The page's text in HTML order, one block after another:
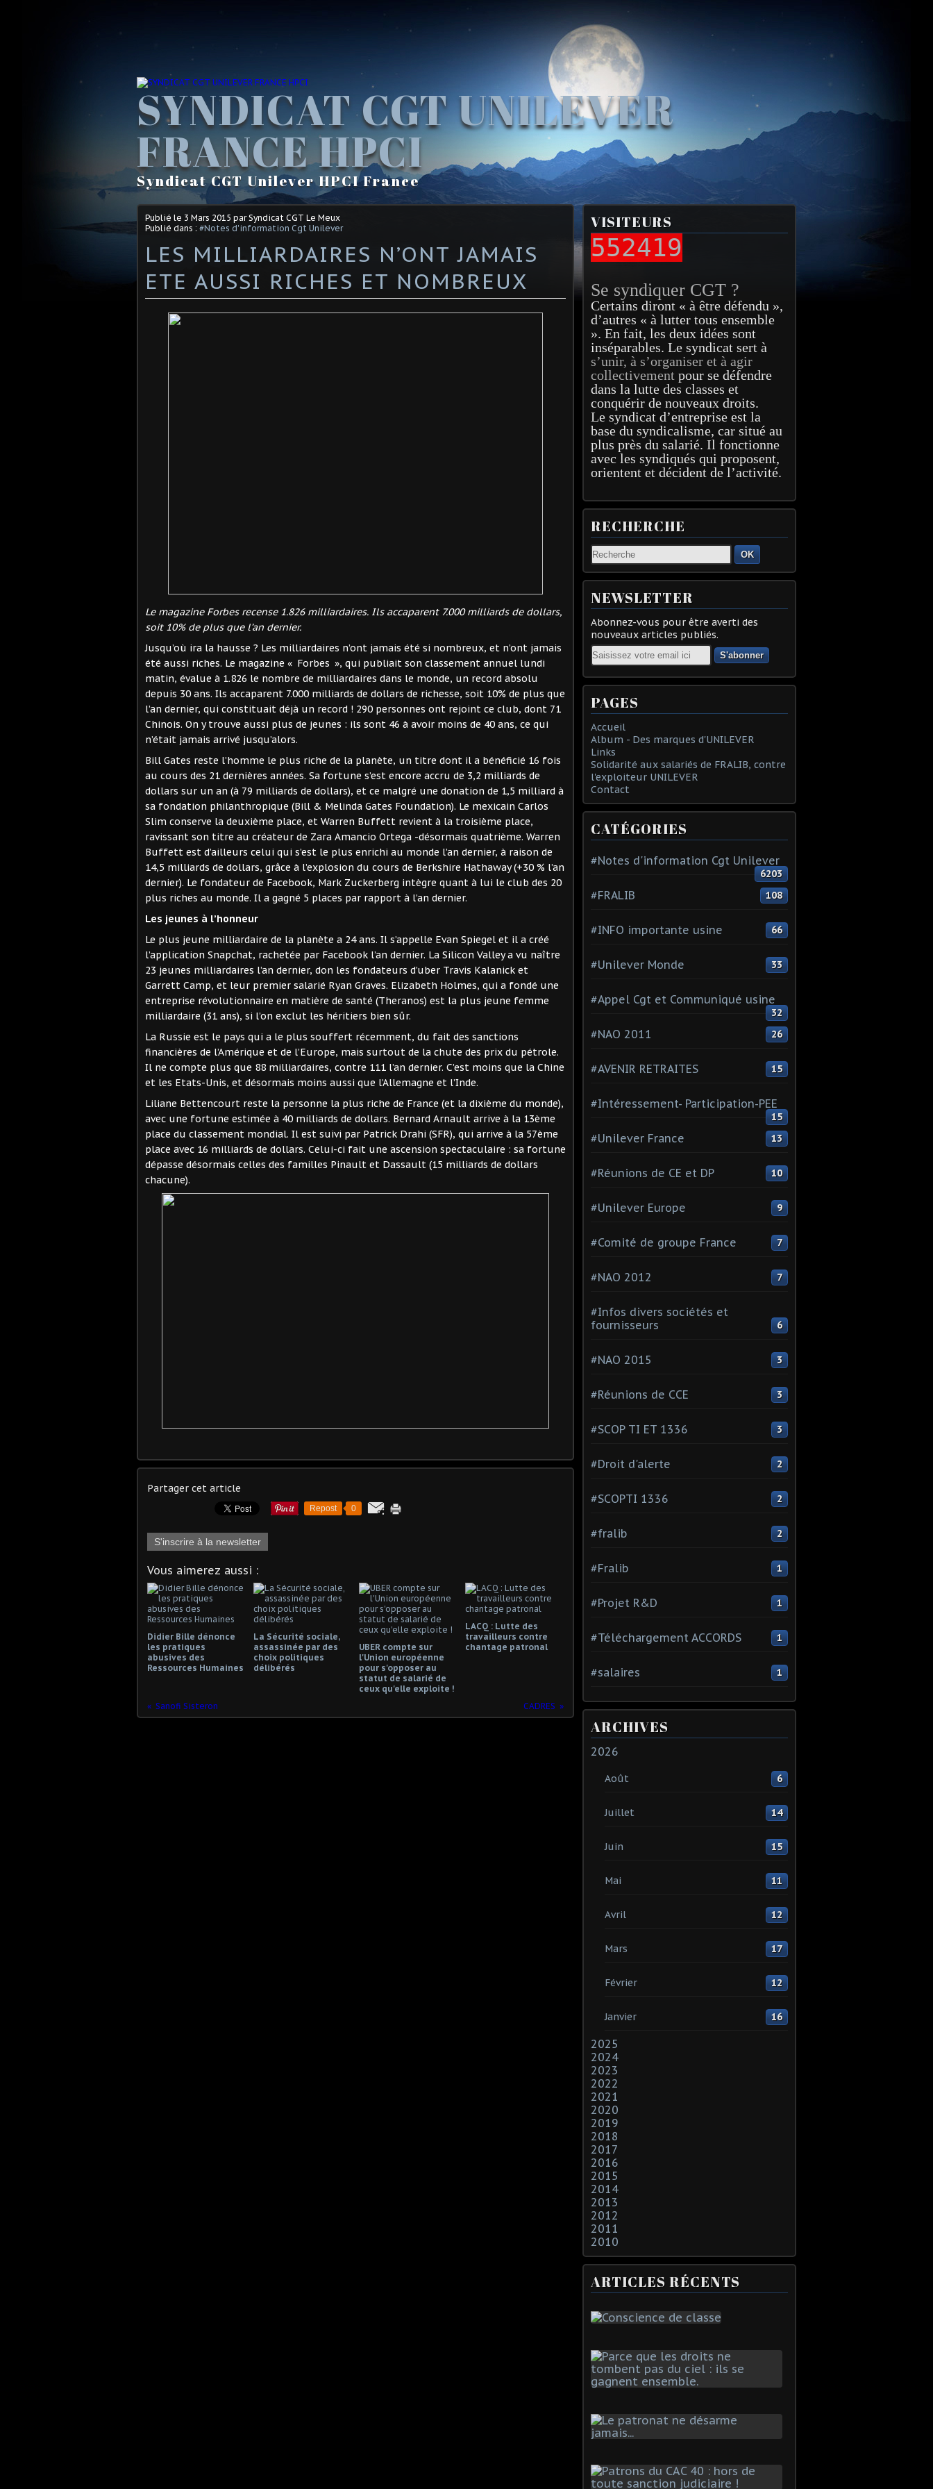
SYNDICAT CGT UNILEVER
FRANCE HPCI
Syndicat CGT Unilever HPCI France
Publié le 3 Mars 2015 par Syndicat CGT Le Meux
Publié dans : #Notes d'information Cgt Unilever
LES MILLIARDAIRES N’ONT JAMAIS
ETE AUSSI RICHES ET NOMBREUX
Le magazine Forbes recense 1.826 milliardaires. Ils accaparent 7.000 milliards de dollars,
soit 10% de plus que l’an dernier.
Jusqu’où ira la hausse ? Les milliardaires n’ont jamais été si nombreux, et n’ont jamais
été aussi riches. Le magazine « Forbes », qui publiait son classement annuel lundi
matin, évalue à 1.826 le nombre de milliardaires dans le monde, un record absolu
depuis 30 ans. Ils accaparent 7.000 milliards de dollars de richesse, soit 10% de plus que
l’an dernier, qui constituait déjà un record ! 290 personnes ont rejoint ce club, dont 71
Chinois. On y trouve aussi plus de jeunes : ils sont 46 à avoir moins de 40 ans, ce qui
n’était jamais arrivé jusqu’alors.
Bill Gates reste l’homme le plus riche de la planète, un titre dont il a bénéficié 16 fois
au cours des 21 dernières années. Sa fortune s’est encore accru de 3,2 milliards de
dollars sur un an (à 79 milliards de dollars), et ce malgré une donation de 1,5 milliard à
sa fondation philanthropique (Bill & Melinda Gates Foundation). Le mexicain Carlos
Slim conserve la deuxième place, et Warren Buffett revient à la troisième place,
ravissant son titre au créateur de Zara Amancio Ortega -désormais quatrième. Warren
Buffett est d’ailleurs celui qui s’est le plus enrichi au monde l’an dernier, à raison de
14,5 milliards de dollars, grâce à l’explosion du cours de Berkshire Hathaway (+30 % l’an
dernier). Le fondateur de Facebook, Mark Zuckerberg intègre quant à lui le club des 20
plus riches au monde. Il a gagné 5 places par rapport à l’an dernier.
Les jeunes à l’honneur
Le plus jeune milliardaire de la planète a 24 ans. Il s’appelle Evan Spiegel et il a créé
l’application Snapchat, rachetée par Facebook l’an dernier. La Silicon Valley a vu naître
23 jeunes milliardaires l’an dernier, don les fondateurs d’uber Travis Kalanick et
Garrett Camp, et leur premier salarié Ryan Graves. Elizabeth Holmes, qui a fondé une
entreprise révolutionnaire en matière de santé (Theranos) est la plus jeune femme
milliardaire (31 ans), si l’on exclut les héritiers bien sûr.
La Russie est le pays qui a le plus souffert récemment, du fait des sanctions
financières de l’Amérique et de l’Europe, mais surtout de la chute des prix du pétrole.
Il ne compte plus que 88 milliardaires, contre 111 l’an dernier. C’est moins que la Chine
et les Etats-Unis, et désormais moins aussi que l’Allemagne et l’Inde.
Liliane Bettencourt reste la personne la plus riche de France (et la dixième du monde),
avec une fortune estimée à 40 milliards de dollars. Bernard Arnault arrive à la 13ème
place du classement mondial. Il est suivi par Patrick Drahi (SFR), qui arrive à la 57ème
place avec 16 milliards de dollars. Celui-ci fait une ascension spectaculaire : sa fortune
dépasse désormais celles des familles Pinault et Dassault (15 milliards de dollars
chacune).
Partager cet article
Repost 0
S'inscrire à la newsletter
Vous aimerez aussi :
Didier Bille dénonce
les pratiques
abusives des
Ressources Humaines
La Sécurité sociale,
assassinée par des
choix politiques
délibérés
UBER compte sur
l'Union européenne
pour s'opposer au
statut de salarié de
ceux qu'elle exploite !
LACQ : Lutte des
travailleurs contre
chantage patronal
Sanofi Sisteron CADRES
VISITEURS
552419
Se syndiquer CGT ?
Certains diront « à être défendu »,
d’autres « à lutter tous ensemble
». En fait, les deux idées sont
inséparables. Le syndicat sert à
s’unir, à s’organiser et à agir
collectivement pour se défendre
dans la lutte des classes et
conquérir de nouveaux droits.
Le syndicat d’entreprise est la
base du syndicalisme, car situé au
plus près du salarié. Il fonctionne
avec les syndiqués qui proposent,
orientent et décident de l’activité.
RECHERCHE
OK
NEWSLETTER
Abonnez-vous pour être averti des
nouveaux articles publiés.
Email
PAGES
Accueil
Album - Des marques d'UNILEVER
Links
Solidarité aux salariés de FRALIB, contre
l'exploiteur UNILEVER
Contact
CATÉGORIES
#Notes d'information Cgt Unilever
6203
#FRALIB 108
#INFO importante usine 66
#Unilever Monde 33
#Appel Cgt et Communiqué usine
32
#NAO 2011 26
#AVENIR RETRAITES 15
#Intéressement- Participation-PEE
15
#Unilever France 13
#Réunions de CE et DP 10
#Unilever Europe 9
#Comité de groupe France 7
#NAO 2012 7
#Infos divers sociétés et
fournisseurs
6
#NAO 2015 3
#Réunions de CCE 3
#SCOP TI ET 1336 3
#Droit d'alerte 2
#SCOPTI 1336 2
#fralib 2
#Fralib 1
#Projet R&D 1
#Téléchargement ACCORDS 1
#salaires 1
ARCHIVES
2026
Août 6
Juillet 14
Juin 15
Mai 11
Avril 12
Mars 17
Février 12
Janvier 16
2025
2024
2023
2022
2021
2020
2019
2018
2017
2016
2015
2014
2013
2012
2011
2010
ARTICLES RÉCENTS